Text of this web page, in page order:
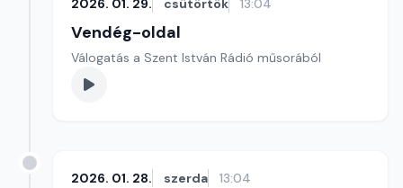
2026. 01. 29. csütörtök 13:04
Vendég-oldal
Válogatás a Szent István Rádió műsorából
2026. 01. 28. szerda 13:04